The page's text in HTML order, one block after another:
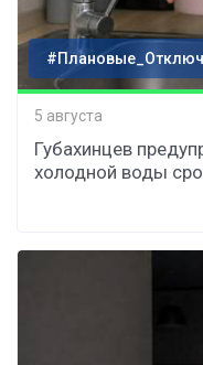
5 августа
Губахинцев
холодной воды